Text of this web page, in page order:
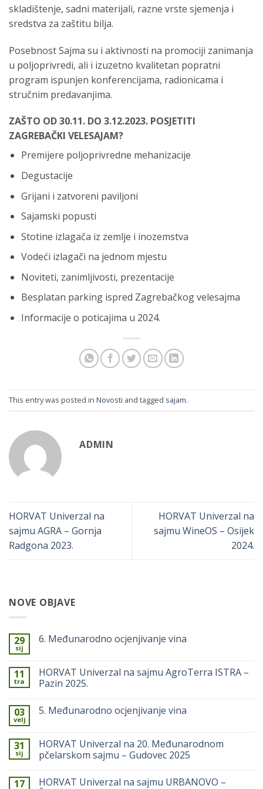
skladištenje, sadni materijali, razne vrste sjemenja i
sredstva za zaštitu bilja.
Posebnost Sajma su i aktivnosti na promociji zanimanja
u poljoprivredi, ali i izuzetno kvalitetan popratni
program ispunjen konferencijama, radionicama i
stručnim predavanjima.
ZAŠTO OD 30.11. DO 3.12.2023. POSJETITI
ZAGREBAČKI VELESAJAM?
Premijere poljoprivredne mehanizacije
Degustacije
Grijani i zatvoreni paviljoni
Sajamski popusti
Stotine izlagača iz zemlje i inozemstva
Vodeći izlagači na jednom mjestu
Noviteti, zanimljivosti, prezentacije
Besplatan parking ispred Zagrebačkog velesajma
Informacije o poticajima u 2024.
This entry was posted in Novosti and tagged sajam.
ADMIN
HORVAT Univerzal na
sajmu AGRA – Gornja
Radgona 2023.
HORVAT Univerzal na
sajmu WineOS – Osijek
2024.
NOVE OBJAVE
29
sij
6. Međunarodno ocjenjivanje vina
6.
Međunarodno
ocjenjivanje
11
tra
HORVAT Univerzal na sajmu AgroTerra ISTRA –
Pazin 2025.
na
sajmu
AgroTerra
ISTRA
2025.
03
velj
5. Međunarodno ocjenjivanje vina
5.
Međunarodno
ocjenjivanje
31
sij
HORVAT Univerzal na 20. Međunarodnom
pčelarskom sajmu – Gudovec 2025
na
17
HORVAT Univerzal na sajmu URBANOVO –